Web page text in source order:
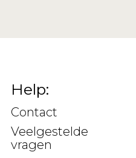
Help:
Contact
Veelgestelde
vragen